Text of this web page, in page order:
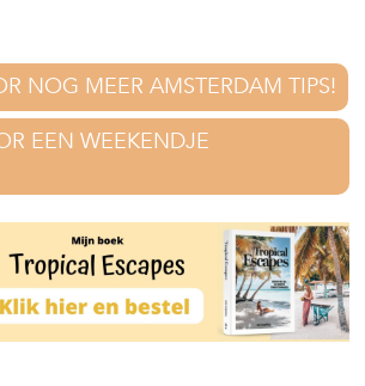
NOG MEER AMSTERDAM TIPS!
EEN WEEKENDJE